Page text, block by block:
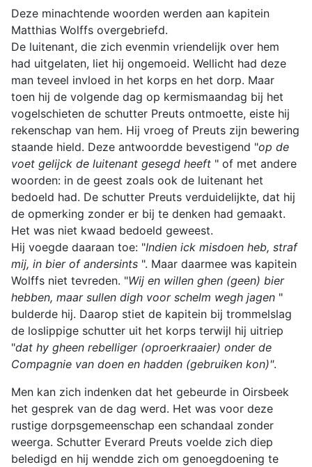
Deze minachtende woorden werden aan kapitein
Matthias Wolffs overgebriefd.
De luitenant, die zich evenmin vriendelijk over hem
had uitgelaten, liet hij ongemoeid. Wellicht had deze
man teveel invloed in het korps en het dorp. Maar
toen hij de volgende dag op kermismaandag bij het
vogelschieten de schutter Preuts ontmoette, eiste hij
rekenschap van hem. Hij vroeg of Preuts zijn bewering
staande hield. Deze antwoordde bevestigend "op de
voet gelijck de luitenant gesegd heeft " of met andere
woorden: in de geest zoals ook de luitenant het
bedoeld had. De schutter Preuts verduidelijkte, dat hij
de opmerking zonder er bij te denken had gemaakt.
Het was niet kwaad bedoeld geweest.
Hij voegde daaraan toe: "Indien ick misdoen heb, straf
mij, in bier of andersints ". Maar daarmee was kapitein
Wolffs niet tevreden. "Wij en willen ghen (geen) bier
hebben, maar sullen digh voor schelm wegh jagen "
bulderde hij. Daarop stiet de kapitein bij trommelslag
de loslippige schutter uit het korps terwijl hij uitriep
"dat hy gheen rebelliger (oproerkraaier) onder de
Compagnie van doen en hadden (gebruiken kon)".
Men kan zich indenken dat het gebeurde in Oirsbeek
het gesprek van de dag werd. Het was voor deze
rustige dorpsgemeenschap een schandaal zonder
weerga. Schutter Everard Preuts voelde zich diep
beledigd en hij wendde zich om genoegdoening te